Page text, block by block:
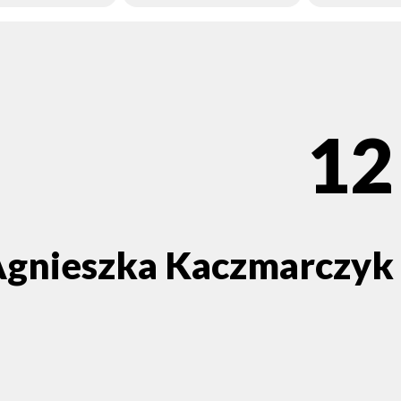
12
Kaczmarczyk